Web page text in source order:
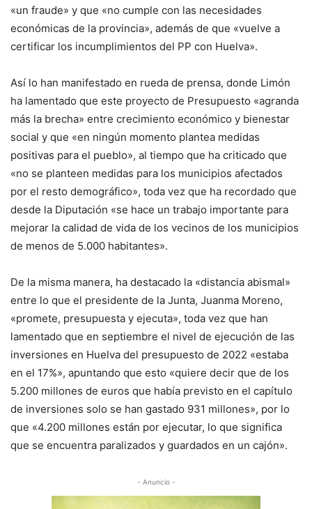
«un fraude» y que «no cumple con las necesidades
económicas de la provincia», además de que «vuelve a
certificar los incumplimientos del PP con Huelva».
Así lo han manifestado en rueda de prensa, donde Limón
ha lamentado que este proyecto de Presupuesto «agranda
más la brecha» entre crecimiento económico y bienestar
social y que «en ningún momento plantea medidas
positivas para el pueblo», al tiempo que ha criticado que
«no se planteen medidas para los municipios afectados
por el resto demográfico», toda vez que ha recordado que
desde la Diputación «se hace un trabajo importante para
mejorar la calidad de vida de los vecinos de los municipios
de menos de 5.000 habitantes».
De la misma manera, ha destacado la «distancia abismal»
entre lo que el presidente de la Junta, Juanma Moreno,
«promete, presupuesta y ejecuta», toda vez que han
lamentado que en septiembre el nivel de ejecución de las
inversiones en Huelva del presupuesto de 2022 «estaba
en el 17%», apuntando que esto «quiere decir que de los
5.200 millones de euros que había previsto en el capítulo
de inversiones solo se han gastado 931 millones», por lo
que «4.200 millones están por ejecutar, lo que significa
que se encuentra paralizados y guardados en un cajón».
- Anuncio -